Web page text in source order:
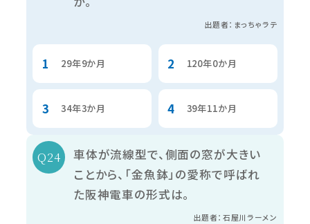
出題者：まっちゃラテ
29年9か月 120年0か月
34年3か月 39年11か月
車体が流線型で、側面の窓が大きい
ことから、「金魚鉢」の愛称で呼ばれ
た阪神電車の形式は。
出題者：石屋川ラーメン